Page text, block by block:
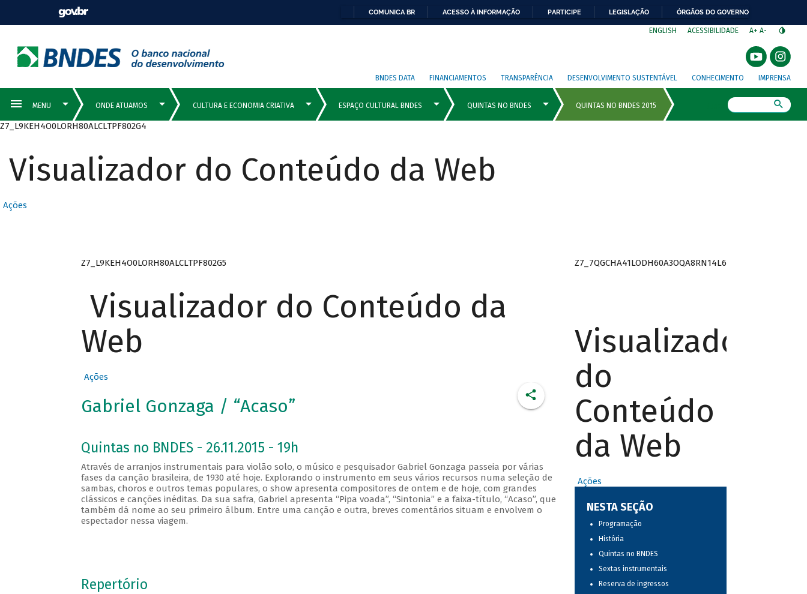
COMUNICA BR ACESSO À INFORMAÇÃO PARTICIPE LEGISLAÇÃO ÓRGÃOS DO GOVERNO
ENGLISH ACESSIBILIDADE A+ A-
BNDES DATA FINANCIAMENTOS TRANSPARÊNCIA DESENVOLVIMENTO SUSTENTÁVEL CONHECIMENTO IMPRENSA
Z7_L9KEH4O0LORH80ALCLTPF802G4
Visualizador do Conteúdo da Web
Ações
Z7_L9KEH4O0LORH80ALCLTPF802G5
Visualizador do Conteúdo da
Web
Ações
Gabriel Gonzaga / “Acaso”
Quintas no BNDES - 26.11.2015 - 19h
Através de arranjos instrumentais para violão solo, o músico e pesquisador Gabriel Gonzaga passeia por várias
fases da canção brasileira, de 1930 até hoje. Explorando o instrumento em seus vários recursos numa seleção de
sambas, choros e outros temas populares, o show apresenta compositores de ontem e de hoje, com grandes
clássicos e canções inéditas. Da sua safra, Gabriel apresenta “Pipa voada”, “Sintonia” e a faixa-título, “Acaso”, que
também dá nome ao seu primeiro álbum. Entre uma canção e outra, breves comentários situam e envolvem o
espectador nessa viagem.
Repertório
Z7_7QGCHA41LODH60A3OQA8RN14L6
Visualizador
do
Conteúdo
da Web
Ações
NESTA SEÇÃO
Programação
História
Quintas no BNDES
Sextas instrumentais
Reserva de ingressos